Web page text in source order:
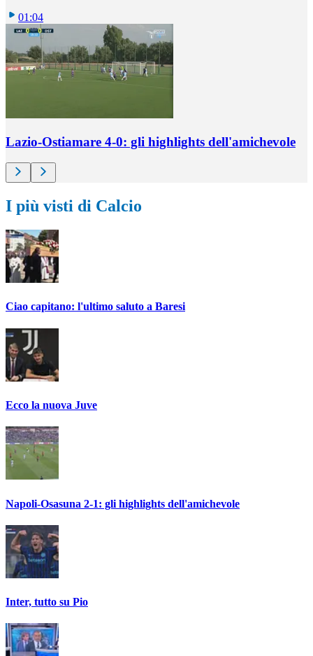
01:04
Lazio-Ostiamare 4-0: gli highlights dell'amichevole
I più visti di Calcio
Ciao capitano: l'ultimo saluto a Baresi
Ecco la nuova Juve
Napoli-Osasuna 2-1: gli highlights dell'amichevole
Inter, tutto su Pio